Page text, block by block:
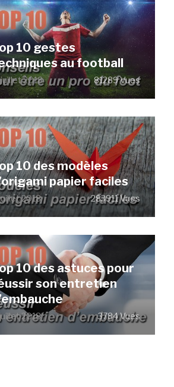
10 gestes
au football
juillet 2018 81289 Vues
10 des modèles
papier faciles
2018 283911 Vues
10 des astuces pour
son entretien
2018 3784 Vues